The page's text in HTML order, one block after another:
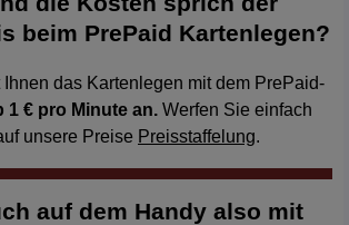
beim PrePaid Kartenlegen?
Ihnen das Kartenlegen mit dem PrePaid-
1 € pro Minute an. Werfen Sie einfach
unsere Preise Preisstaffelung.
auf dem Handy also mit